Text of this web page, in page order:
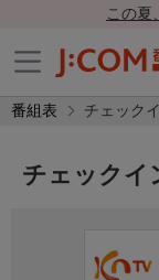
この夏
番組表 チェック
チェックイ